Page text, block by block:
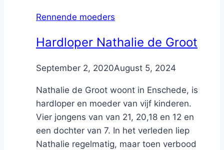
Rennende moeders
Hardloper Nathalie de Groot
ByNicole
September 2, 2020August 5, 2024
Nathalie de Groot woont in Enschede, is
hardloper en moeder van vijf kinderen.
Vier jongens van van 21, 20,18 en 12 en
een dochter van 7. In het verleden liep
Nathalie regelmatig, maar toen verbood